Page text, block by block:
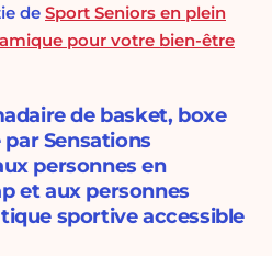
de Sport Seniors en plein
pour votre bien-être
de basket, boxe
Sensations
personnes en
et aux personnes
sportive accessible